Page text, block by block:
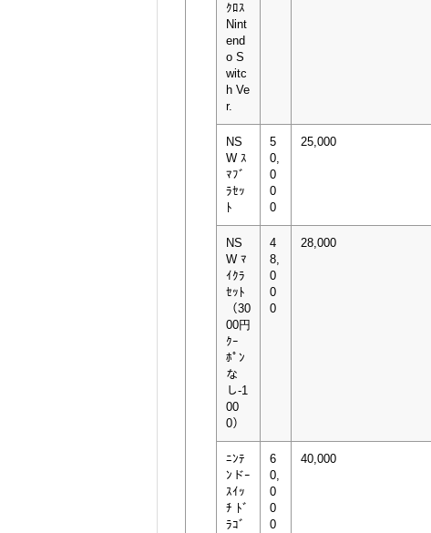
ｸﾛｽ
Nint
end
o S
witc
h Ve
r.
NS
W ｽ
ﾏﾌﾞ
ﾗｾｯ
ﾄ
5
0,
0
0
0
25,000
NS
W ﾏ
ｲｸﾗ
ｾｯﾄ
（30
00円
ｸｰ
ﾎﾟﾝ
な
し-1
00
0）
4
8,
0
0
0
28,000
ﾆﾝﾃ
ﾝドｰ
ｽｲｯ
ﾁ ﾄﾞ
ﾗｺﾞ
6
0,
0
0
0
40,000